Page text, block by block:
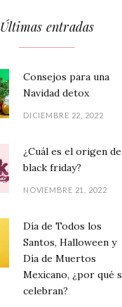
Últimas entradas
Consejos para una
Navidad detox
DICIEMBRE 22, 2022
¿Cuál es el origen
black friday?
NOVIEMBRE 21, 2022
Día de Todos los
Santos, Halloween y
Día de Muertos
Mexicano, ¿por qué
celebran?